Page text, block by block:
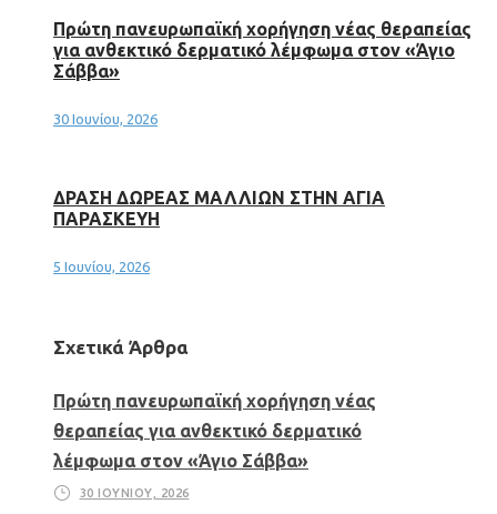
Πρώτη πανευρωπαϊκή χορήγηση νέας θεραπείας
για ανθεκτικό δερματικό λέμφωμα στον «Άγιο
Σάββα»
30 Ιουνίου, 2026
ΔΡΑΣΗ ΔΩΡΕΑΣ ΜΑΛΛΙΩΝ ΣΤΗΝ ΑΓΙΑ
ΠΑΡΑΣΚΕΥΗ
5 Ιουνίου, 2026
Σχετικά Άρθρα
Πρώτη πανευρωπαϊκή χορήγηση νέας
θεραπείας για ανθεκτικό δερματικό
λέμφωμα στον «Άγιο Σάββα»
30 ΙΟΥΝΊΟΥ, 2026